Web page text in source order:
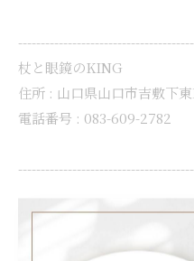
杖と眼鏡のKING
住所 : 山口県山口市吉敷下
電話番号 : 083-609-2782
一